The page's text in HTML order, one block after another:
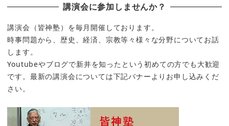
講演会に参加しませんか？
講演会（皆神塾）を毎月開催しております。
時事問題から、歴史、経済、宗教等々様々な分野についてお話
します。
Youtubeやブログで新井を知ったという初めての方でも大歓迎
です。最新の講演会については下記バナーよりお申し込みくだ
さい。